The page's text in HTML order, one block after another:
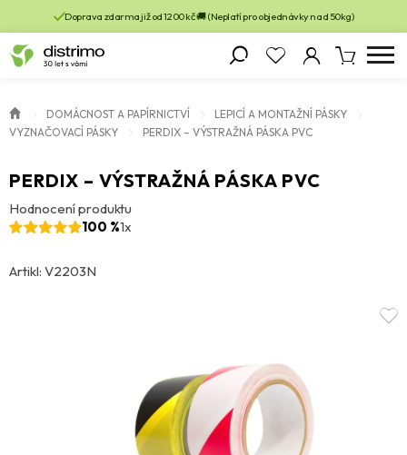
Doprava zdarma již od 1200 kč 🚚 (Neplatí pro objednávky nad 50kg)
DOMÁCNOST A PAPÍRNICTVÍ
LEPICÍ A MONTAŽNÍ PÁSKY
VYZNAČOVACÍ PÁSKY
PERDIX – VÝSTRAŽNÁ PÁSKA PVC
PERDIX – VÝSTRAŽNÁ PÁSKA PVC
Hodnocení produktu
100 %1x
Artikl: V2203N